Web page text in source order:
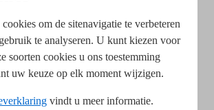
om de sitenavigatie te verbeteren
te analyseren. U kunt kiezen voor
soorten cookies u ons toestemming
uw keuze op elk moment wijzigen.
vindt u meer informatie.